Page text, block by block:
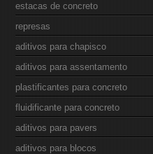
estacas de concreto
represas
aditivos para chapisco
aditivos para assentamento
plastificantes para concreto
fluidificante para concreto
aditivos para pavers
aditivos para blocos